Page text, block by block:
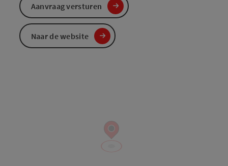
Aanvraag versturen
Naar de website